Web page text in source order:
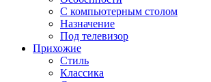
С компьютерным столом
Назначение
Под телевизор
Прихожие
Стиль
Классика